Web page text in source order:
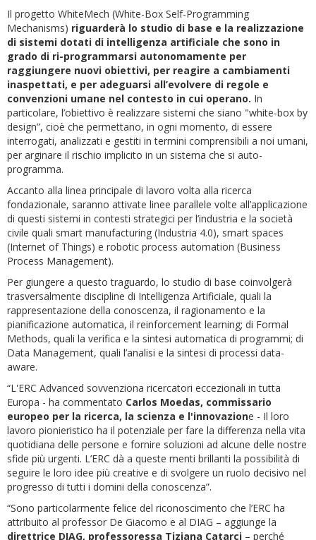
Il progetto WhiteMech (White-Box Self-Programming
Mechanisms) riguarderà lo studio di base e la realizzazione
di sistemi dotati di intelligenza artificiale che sono in
grado di ri-programmarsi autonomamente per
raggiungere nuovi obiettivi, per reagire a cambiamenti
inaspettati, e per adeguarsi all’evolvere di regole e
convenzioni umane nel contesto in cui operano. In
particolare, l’obiettivo è realizzare sistemi che siano "white-box by
design”, cioè che permettano, in ogni momento, di essere
interrogati, analizzati e gestiti in termini comprensibili a noi umani,
per arginare il rischio implicito in un sistema che si auto-
programma.
Accanto alla linea principale di lavoro volta alla ricerca
fondazionale, saranno attivate linee parallele volte all’applicazione
di questi sistemi in contesti strategici per l’industria e la società
civile quali smart manufacturing (Industria 4.0), smart spaces
(Internet of Things) e robotic process automation (Business
Process Management).
Per giungere a questo traguardo, lo studio di base coinvolgerà
trasversalmente discipline di Intelligenza Artificiale, quali la
rappresentazione della conoscenza, il ragionamento e la
pianificazione automatica, il reinforcement learning; di Formal
Methods, quali la verifica e la sintesi automatica di programmi; di
Data Management, quali l’analisi e la sintesi di processi data-
aware.
“L'ERC Advanced sovvenziona ricercatori eccezionali in tutta
Europa - ha commentato Carlos Moedas, commissario
europeo per la ricerca, la scienza e l'innovazione - Il loro
lavoro pionieristico ha il potenziale per fare la differenza nella vita
quotidiana delle persone e fornire soluzioni ad alcune delle nostre
sfide più urgenti. L’ERC dà a queste menti brillanti la possibilità di
seguire le loro idee più creative e di svolgere un ruolo decisivo nel
progresso di tutti i domini della conoscenza”.
“Sono particolarmente felice del riconoscimento che l’ERC ha
attribuito al professor De Giacomo e al DIAG – aggiunge la
direttrice DIAG, professoressa Tiziana Catarci – perché